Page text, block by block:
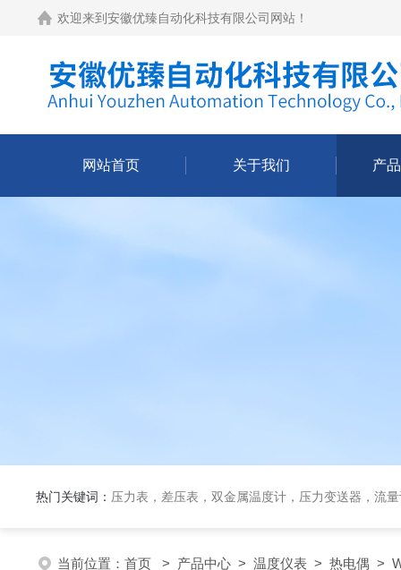
欢迎来到 安徽优臻自动化科技有限公司网站 ！
网站首页 关于我们 产
热门关键词： 压力表，差压表，双金属温度计，压力变送器，流
当前位置： 首页 > 产品中心 > 温度仪表 > 热电偶 >